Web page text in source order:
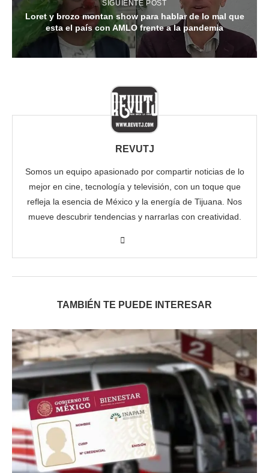
SIGUIENTE POST
Loret y brozo montan show para hablar de lo mal que
esta el país con AMLO frente a la pandemia
REVUTJ
Somos un equipo apasionado por compartir noticias de lo
mejor en cine, tecnología y televisión, con un toque que
refleja la esencia de México y la energía de Tijuana. Nos
mueve descubrir tendencias y narrarlas con creatividad.
TAMBIÉN TE PUEDE INTERESAR